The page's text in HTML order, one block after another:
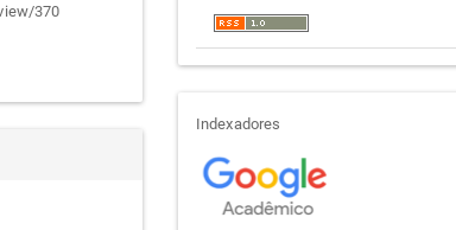
370
indexadores
Indexadores